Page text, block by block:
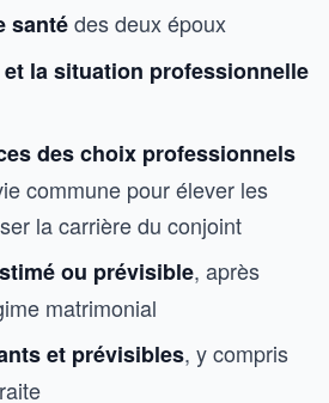
santédes deux époux
la situation professionnelle
des choix professionnels
commune pour élever les
la carrière du conjoint
ou prévisible, après
matrimonial
et prévisibles, y compris